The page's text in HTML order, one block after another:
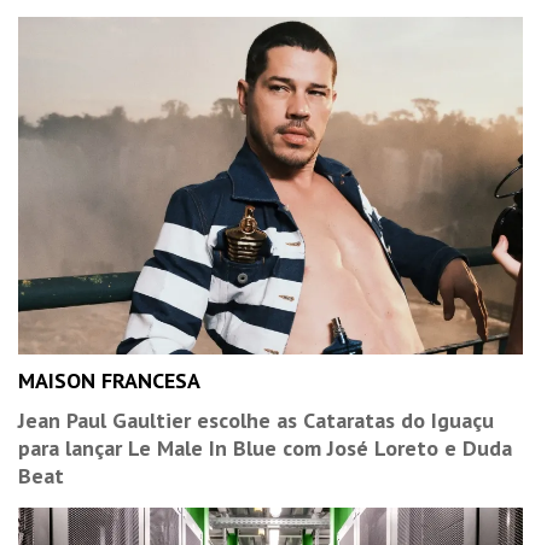
MAISON FRANCESA
Jean Paul Gaultier escolhe as Cataratas do Iguaçu
para lançar Le Male In Blue com José Loreto e Duda
Beat